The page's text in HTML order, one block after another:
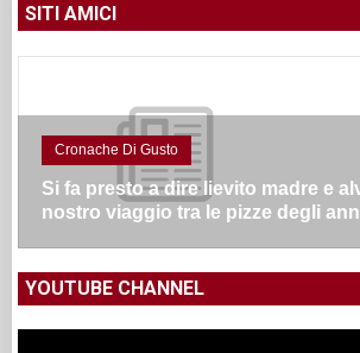
SITI AMICI
Cronache Di Gusto
Si fa presto a dire lievito madre e
nostro viaggio tra le pizze degli anni
YOUTUBE CHANNEL